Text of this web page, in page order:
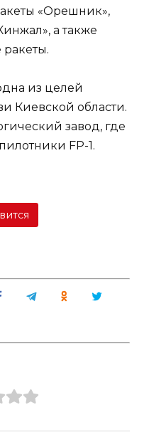
«Орешник»,
а также
из целей
Киевской области.
завод, где
FP-1.